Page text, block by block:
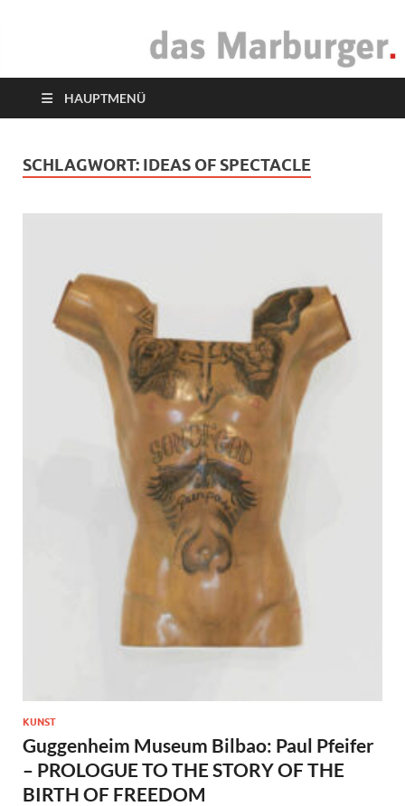
das Marburger.
HAUPTMENÜ
SCHLAGWORT: IDEAS OF SPECTACLE
KUNST
Guggenheim Museum Bilbao: Paul Pfeifer
– PROLOGUE TO THE STORY OF THE
BIRTH OF FREEDOM